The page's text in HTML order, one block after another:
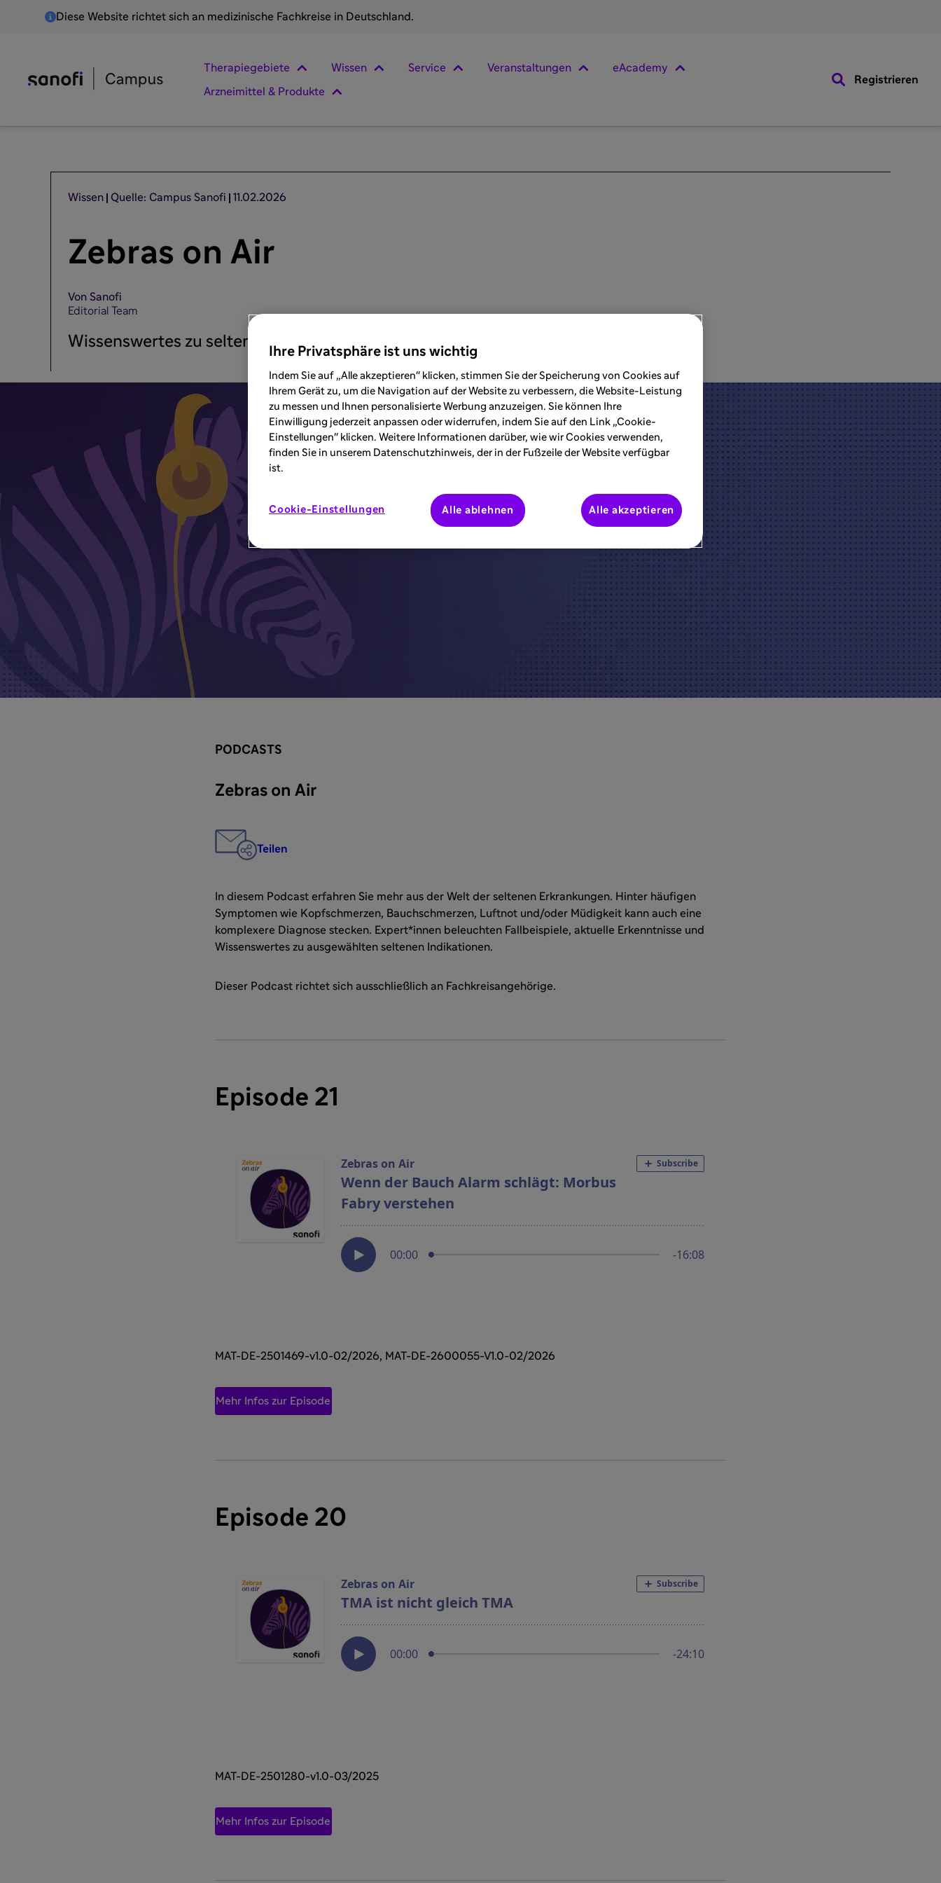
Diese Website richtet sich an medizinische Fachkreise in Deutschland.
Therapiegebiete Wissen Service Veranstaltungen eAcademy
Arzneimittel & Produkte
Registrieren
Wissen Quelle: Campus Sanofi 11.02.2026
Zebras on Air
Von Sanofi
Editorial Team
Wissenswertes zu seltenen Erkrankungen aufs Ohr
PODCASTS
Zebras on Air
Teilen
In diesem Podcast erfahren Sie mehr aus der Welt der seltenen Erkrankungen. Hinter häufigen
Symptomen wie Kopfschmerzen, Bauchschmerzen, Luftnot und/oder Müdigkeit kann auch eine
komplexere Diagnose stecken. Expert*innen beleuchten Fallbeispiele, aktuelle Erkenntnisse und
Wissenswertes zu ausgewählten seltenen Indikationen.
Dieser Podcast richtet sich ausschließlich an Fachkreisangehörige.
Episode 21
MAT-DE-2501469-v1.0-02/2026, MAT-DE-2600055-V1.0-02/2026
Mehr Infos zur Episode
Episode 20
MAT-DE-2501280-v1.0-03/2025
Mehr Infos zur Episode
Ihre Privatsphäre ist uns wichtig
Indem Sie auf „Alle akzeptieren" klicken, stimmen Sie der Speicherung von Cookies auf
Ihrem Gerät zu, um die Navigation auf der Website zu verbessern, die Website-Leistung
zu messen und Ihnen personalisierte Werbung anzuzeigen. Sie können Ihre
Einwilligung jederzeit anpassen oder widerrufen, indem Sie auf den Link „Cookie-
Einstellungen" klicken. Weitere Informationen darüber, wie wir Cookies verwenden,
finden Sie in unserem Datenschutzhinweis, der in der Fußzeile der Website verfügbar
ist.
Cookie-Einstellungen Alle akzeptieren
Alle ablehnen